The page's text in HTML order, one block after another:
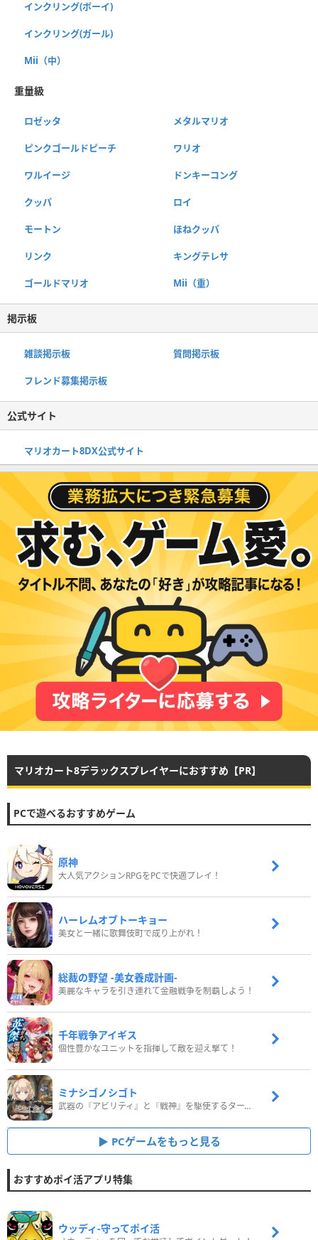
インクリング(ボーイ)
インクリング(ガール)
Mii（中）
重量級
ロゼッタ メタルマリオ
ピンクゴールドピーチ ワリオ
ワルイージ ドンキーコング
クッパ ロイ
モートン ほねクッパ
リンク キングテレサ
ゴールドマリオ Mii（重）
掲示板
雑談掲示板 質問掲示板
フレンド募集掲示板
公式サイト
マリオカート8DX公式サイト
マリオカート8デラックスプレイヤーにおすすめ【PR】
PCで遊べるおすすめゲーム
原神
大人気アクションRPGをPCで快適プレイ！
ハーレムオブトーキョー
美女と一緒に歌舞伎町で成り上がれ！
総裁の野望 -美女養成計画-
美麗なキャラを引き連れて金融戦争を制覇しよう！
千年戦争アイギス
個性豊かなユニットを指揮して敵を迎え撃て！
ミナシゴノシゴト
武器の『アビリティ』と『戦神』を駆使するターン制コマンドバトルRPG！
PCゲームをもっと見る
おすすめポイ活アプリ特集
ウッディ‐守ってポイ活